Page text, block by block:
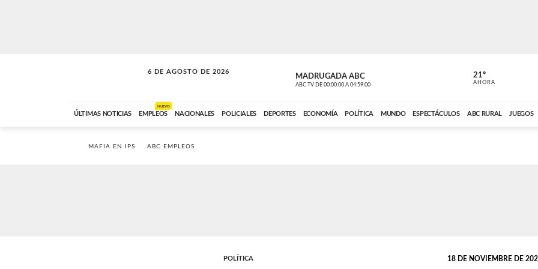
6 DE AGOSTO DE 2026
SOLO MÚSICA MADRUGADA ABC
ABC TV DE 00:00:00 A 04:59:00 ABC CARDINAL
21º
AHORA
ÚLTIMAS NOTICIAS EMPLEOS
NUEVO
NACIONALES POLICIALES DEPORTES ECONOMÍA POLÍTICA MUNDO ESPECTÁCULOS ABC RURAL JUEGOS
MAFIA EN IPS ABC EMPLEOS
POLÍTICA 18 DE NOVIEMBRE DE